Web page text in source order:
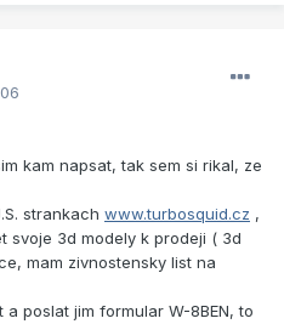
kam napsat, tak sem si rikal, ze
strankach www.turbosquid.cz ,
svoje 3d modely k prodeji ( 3d
mam zivnostensky list na
poslat jim formular W-8BEN, to